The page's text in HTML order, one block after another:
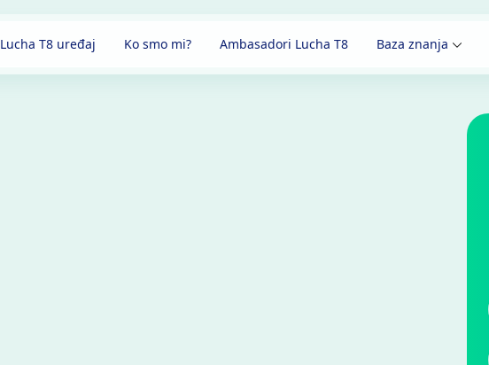
Lucha T8 uređaj Ko smo mi? Ambasadori Lucha T8 Baza znanja